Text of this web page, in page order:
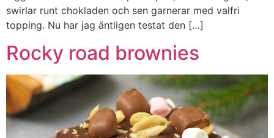
swirlar runt chokladen och sen garnerar med valfri
topping. Nu har jag äntligen testat den […]
Rocky road brownies